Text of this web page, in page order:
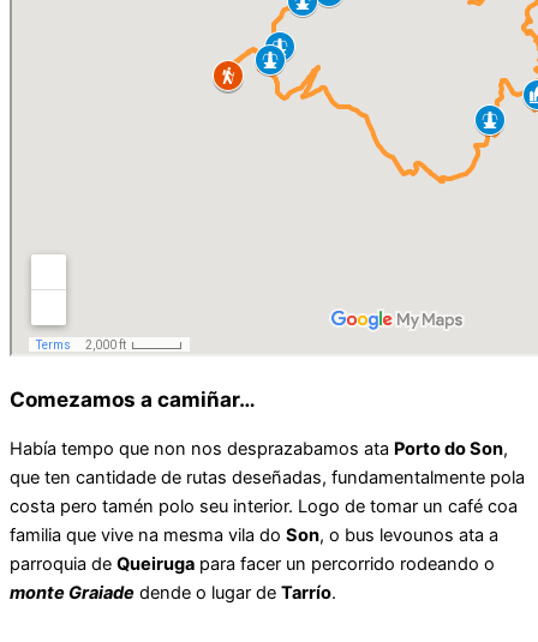
Comezamos a camiñar…
Había tempo que non nos desprazabamos ata Porto do Son,
que ten cantidade de rutas deseñadas, fundamentalmente pola
costa pero tamén polo seu interior. Logo de tomar un café coa
familia que vive na mesma vila do Son, o bus levounos ata a
parroquia de Queiruga para facer un percorrido rodeando o
monte Graiade dende o lugar de Tarrío.